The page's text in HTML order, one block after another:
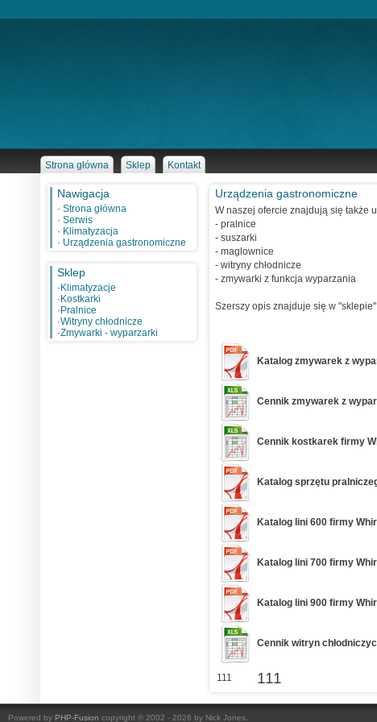
Strona główna Sklep Kontakt
Nawigacja
· Strona główna
· Serwis
· Klimatyzacja
· Urządzenia gastronomiczne
Sklep
· Klimatyzacje
· Kostkarki
· Pralnice
·Witryny chłodnicze
·Zmywarki - wyparzarki
Urządzenia gastronomiczne
W naszej ofercie znajdują się także
- pralnice
- suszarki
- maglownice
- witryny chłodnicze
- zmywarki z funkcja wyparzania
Szerszy opis znajduje się w "sklepie".
Katalog zmywarek z
Cennik zmywarek z
Cennik kostkarek firmy
Katalog sprzętu
Katalog lini 600 firmy
Katalog lini 700 firmy
Katalog lini 900 firmy
Cennik witryn
111 111
Powered by PHP-Fusion copyright © 2002 - 2026 by Nick Jones.